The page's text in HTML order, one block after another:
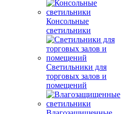
Консольные
светильники
Светильники для
торговых залов и
помещений